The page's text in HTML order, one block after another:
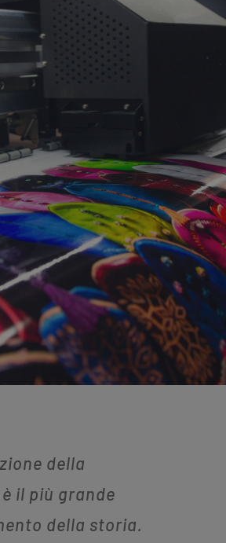
della
il più grande
della storia.